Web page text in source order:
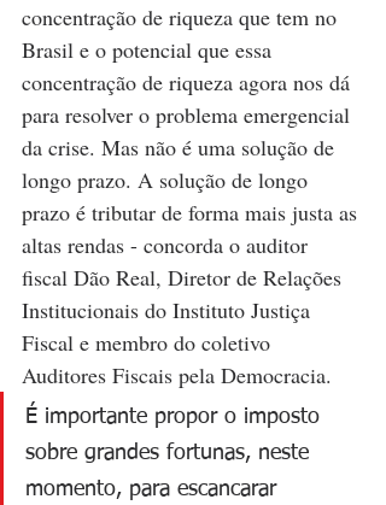
concentração de riqueza que tem no
Brasil e o potencial que essa
concentração de riqueza agora nos dá
para resolver o problema emergencial
da crise. Mas não é uma solução de
longo prazo. A solução de longo
prazo é tributar de forma mais justa as
altas rendas - concorda o auditor
fiscal Dão Real, Diretor de Relações
Institucionais do Instituto Justiça
Fiscal e membro do coletivo
Auditores Fiscais pela Democracia.
É importante propor o imposto
sobre grandes fortunas, neste
momento, para escancarar